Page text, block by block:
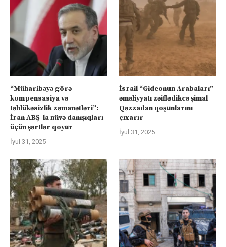
“Müharibəyə görə
kompensasiya və
təhlükəsizlik zəmanətləri”:
İran ABŞ-la nüvə danışıqları
üçün şərtlər qoyur
İyul 31, 2025
İsrail “Gideonun Arabaları”
əməliyyatı zəiflədikcə şimal
Qəzzadan qoşunlarını
çıxarır
İyul 31, 2025